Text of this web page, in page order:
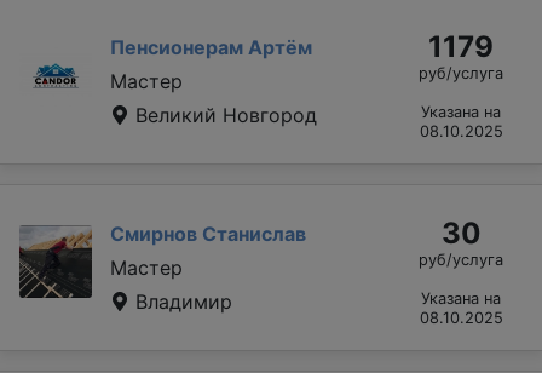
Пенсионерам Артём
Мастер
Великий Новгород
1179
руб/услуга
Указана на
08.10.2025
Смирнов Станислав
Мастер
Владимир
30
руб/услуга
Указана на
08.10.2025